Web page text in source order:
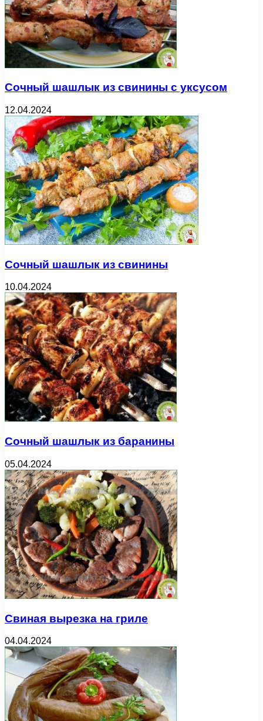
Сочный шашлык из свинины с уксусом
12.04.2024
Сочный шашлык из свинины
10.04.2024
Сочный шашлык из баранины
05.04.2024
Свиная вырезка на гриле
04.04.2024